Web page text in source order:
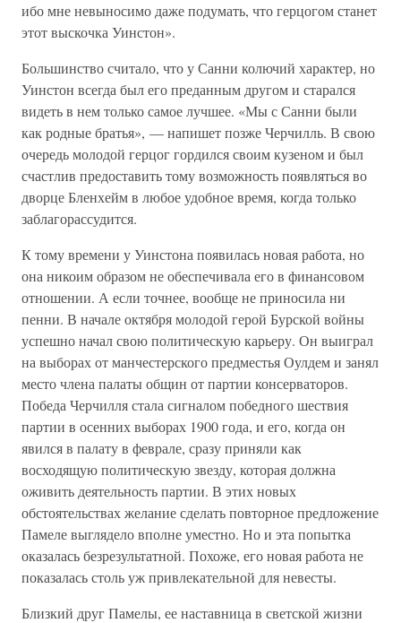
ибо мне невыносимо даже подумать, что герцогом станет
этот выскочка Уинстон».
Большинство считало, что у Санни колючий характер, но
Уинстон всегда был его преданным другом и старался
видеть в нем только самое лучшее. «Мы с Санни были
как родные братья», — напишет позже Черчилль. В свою
очередь молодой герцог гордился своим кузеном и был
счастлив предоставить тому возможность появляться во
дворце Бленхейм в любое удобное время, когда только
заблагорассудится.
К тому времени у Уинстона появилась новая работа, но
она никоим образом не обеспечивала его в финансовом
отношении. А если точнее, вообще не приносила ни
пенни. В начале октября молодой герой Бурской войны
успешно начал свою политическую карьеру. Он выиграл
на выборах от манчестерского предместья Оулдем и занял
место члена палаты общин от партии консерваторов.
Победа Черчилля стала сигналом победного шествия
партии в осенних выборах 1900 года, и его, когда он
явился в палату в феврале, сразу приняли как
восходящую политическую звезду, которая должна
оживить деятельность партии. В этих новых
обстоятельствах желание сделать повторное предложение
Памеле выглядело вполне уместно. Но и эта попытка
оказалась безрезультатной. Похоже, его новая работа не
показалась столь уж привлекательной для невесты.
Близкий друг Памелы, ее наставница в светской жизни